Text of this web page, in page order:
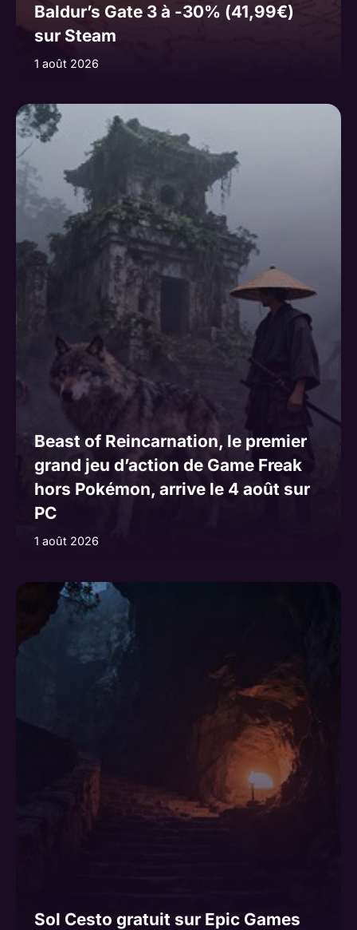
Baldur’s Gate 3 à -30% (41,99€)
sur Steam
1 août 2026
Beast of Reincarnation, le premier
grand jeu d’action de Game Freak
hors Pokémon, arrive le 4 août sur
PC
1 août 2026
Sol Cesto gratuit sur Epic Games